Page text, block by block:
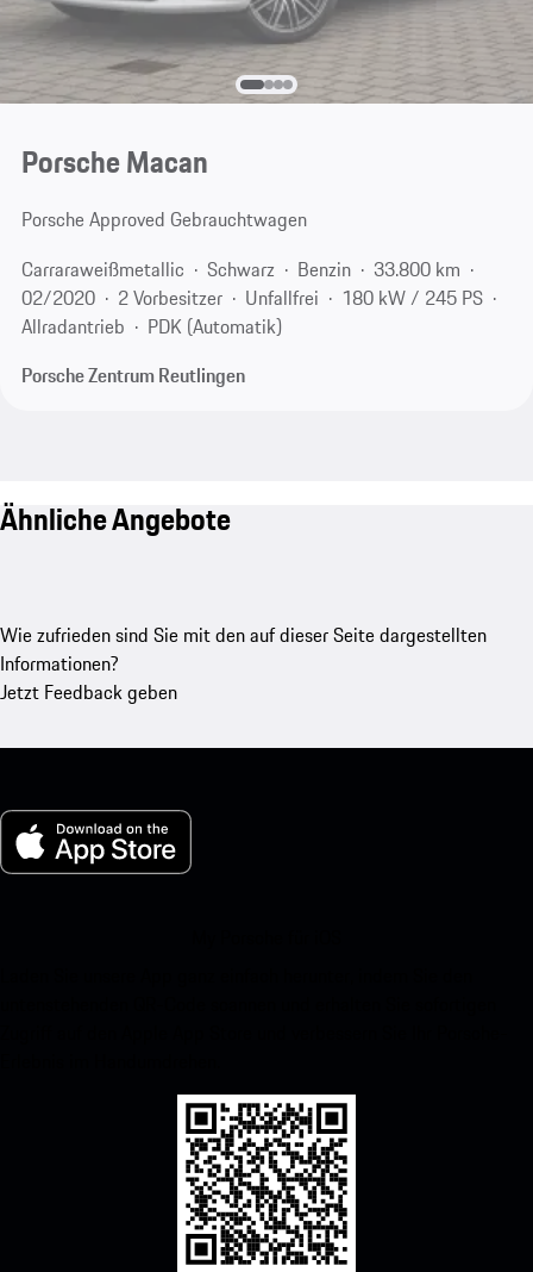
Porsche Macan
Porsche Approved Gebrauchtwagen
Carraraweißmetallic
Schwarz Benzin
33.800 km
02/2020
2 Vorbesitzer Unfallfrei
180 kW / 245 PS
Allradantrieb
PDK (Automatik)
Porsche Zentrum Reutlingen
Ähnliche Angebote
Wie zufrieden sind Sie mit den auf dieser Seite dargestellten
Informationen?
Jetzt Feedback geben